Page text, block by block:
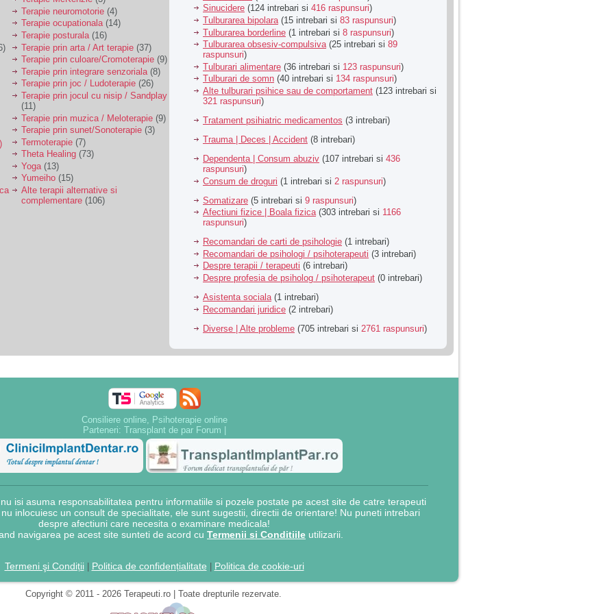
Terapie neuromotorie (4)
Terapie ocupationala(14)
Terapie posturala (16)
Terapie prin arta / Art terapie (37)
Terapie prin culoare/Cromoterapie (9)
Terapie prin integrare senzoriala (8)
Terapie prin joc / Ludoterapie (26)
Terapie prin jocul cu nisip / Sandplay
(11)
Terapie prin muzica / Meloterapie (9)
Terapie prin sunet/Sonoterapie (3)
Termoterapie (7)
Theta Healing (73)
Yoga (13)
Yumeiho (15)
Alte terapii alternative si
complementare (106)
Sinucidere (124 intrebari si 416 raspunsuri)
Tulburarea bipolara(15 intrebari si 83 raspunsuri)
Tulburarea borderline (1 intrebari si 8 raspunsuri)
Tulburarea obsesiv-compulsiva(25 intrebari si 89
raspunsuri)
Tulburari alimentare (36 intrebari si 123 raspunsuri)
Tulburari de somn (40 intrebari si 134 raspunsuri)
Alte tulburari psihice sau de comportament (123 intrebari si
321 raspunsuri)
Tratament psihiatric medicamentos (3 intrebari)
Trauma | Deces | Accident (8 intrebari)
Dependenta | Consum abuziv (107 intrebari si 436
raspunsuri)
Consum de droguri (1 intrebari si 2 raspunsuri)
Somatizare (5 intrebari si 9 raspunsuri)
Afectiuni fizice | Boala fizica(303 intrebari si 1166
raspunsuri)
Recomandari de carti de psihologie (1 intrebari)
Recomandari de psihologi / psihoterapeuti (3 intrebari)
Despre terapii / terapeuti (6 intrebari)
Despre profesia de psiholog / psihoterapeut (0 intrebari)
Asistenta sociala (1 intrebari)
Recomandari juridice (2 intrebari)
Diverse | Alte probleme (705 intrebari si 2761 raspunsuri)
Consiliere online, Psihoterapie online
Parteneri: Transplant de par Forum
isi asuma responsabilitatea pentru informatiile si pozele postate pe acest site de catre terapeuti
inlocuiesc un consult de specialitate, ele sunt sugestii, directii de orientare! Nu puneti intrebari
despre afectiuni care necesita o examinare medicala!
navigarea pe acest site sunteti de acord cu Termenii si Conditiile utilizarii.
Termeni şi Condiții| Politica de confidențialitate Politica de cookie-uri
Copyright © 2011 - 2026 Terapeuti.ro | Toate drepturile rezervate.